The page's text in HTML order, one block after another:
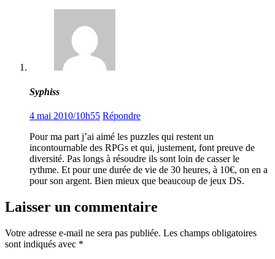
Syphiss
4 mai 2010/10h55 Répondre
Pour ma part j’ai aimé les puzzles qui restent un
incontournable des RPGs et qui, justement, font preuve de
diversité. Pas longs à résoudre ils sont loin de casser le
rythme. Et pour une durée de vie de 30 heures, à 10€, on en a
pour son argent. Bien mieux que beaucoup de jeux DS.
Laisser un commentaire
Votre adresse e-mail ne sera pas publiée. Les champs obligatoires
sont indiqués avec *